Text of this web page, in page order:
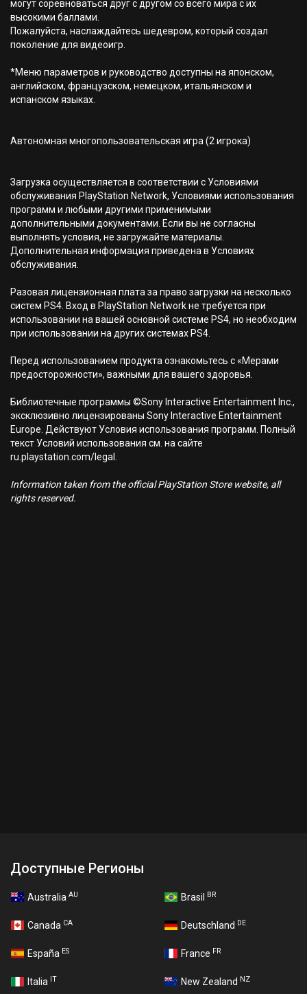
могут соревноваться друг с другом со всего мира с их
высокими баллами.
Пожалуйста, наслаждайтесь шедевром, который создал
поколение для видеоигр.
*Меню параметров и руководство доступны на японском,
английском, французском, немецком, итальянском и
испанском языках.
Автономная многопользовательская игра (2 игрока)
Загрузка осуществляется в соответствии с Условиями
обслуживания PlayStation Network, Условиями использования
программ и любыми другими применимыми
дополнительными документами. Если вы не согласны
выполнять условия, не загружайте материалы.
Дополнительная информация приведена в Условиях
обслуживания.
Разовая лицензионная плата за право загрузки на несколько
систем PS4. Вход в PlayStation Network не требуется при
использовании на вашей основной системе PS4, но необходим
при использовании на других системах PS4.
Перед использованием продукта ознакомьтесь с «Мерами
предосторожности», важными для вашего здоровья.
Библиотечные программы ©Sony Interactive Entertainment Inc.,
эксклюзивно лицензированы Sony Interactive Entertainment
Europe. Действуют Условия использования программ. Полный
текст Условий использования см. на сайте
ru.playstation.com/legal.
Information taken from the official PlayStation Store website, all
rights reserved.
Доступные Регионы
Australia AU Brasil BR
Canada CA Deutschland DE
España ES France FR
Italia IT New Zealand NZ